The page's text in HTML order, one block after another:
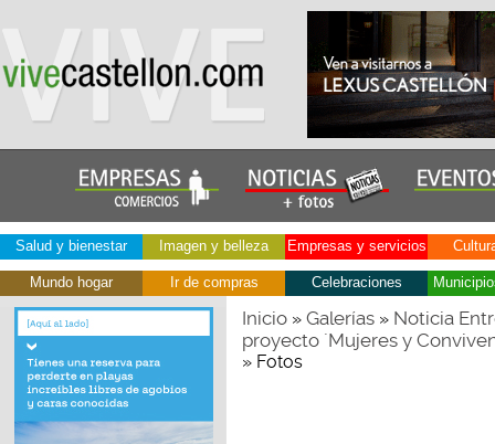
Salud y bienestar Imagen y belleza Empresas y servicios
Mundo hogar Ir de compras Celebraciones
Inicio» Galerías» Noticia
proyecto ´Mujeres y
» Fotos